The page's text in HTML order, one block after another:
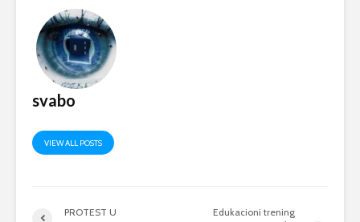
svabo
VIEW ALL POSTS
PROTEST U
Edukacioni trening